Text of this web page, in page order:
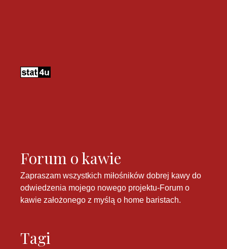
Forum o kawie
Zapraszam wszystkich miłośników dobrej kawy do
odwiedzenia mojego nowego projektu-Forum o
kawie założonego z myślą o home baristach.
Tagi